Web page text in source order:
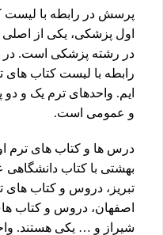
پرسش در رابطه با لیست
اول پزشکی، یکی از اصلی
در رشته پزشکی است. در
رابطه با لیست کتاب های
ایم. واحدهای ترم یک و
و عمومی است.
درس ها و کتاب های ترم
بهشتی با کتاب
تبریز، دروس و کتاب های
اصفهان، دروس و کتاب
شیراز و … یکی هستند.